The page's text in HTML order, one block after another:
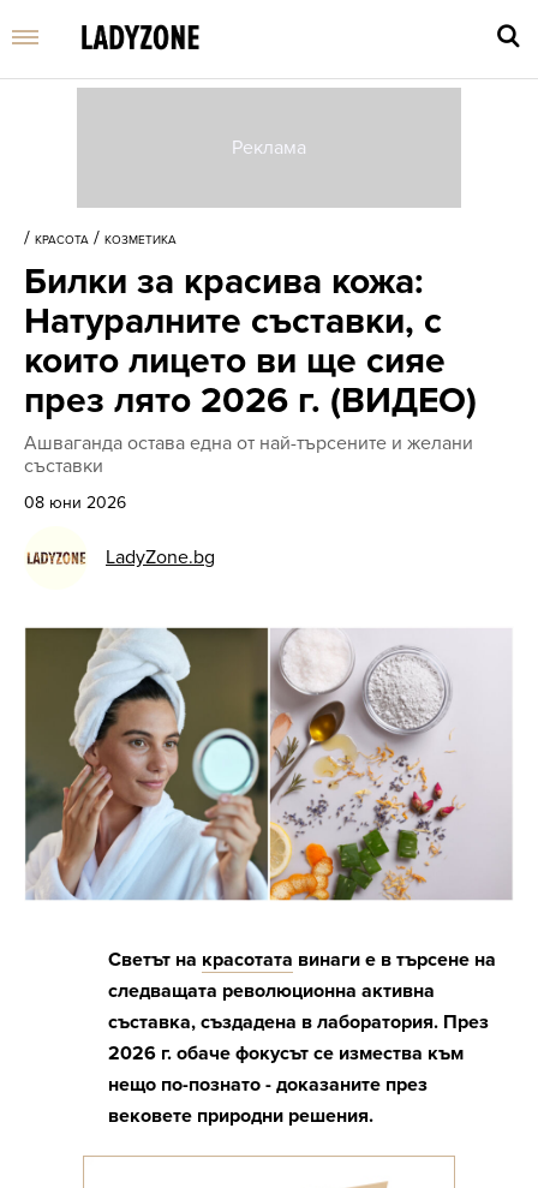
/ КРАСОТА / КОЗМЕТИКА
Билки за красива кожа:
Натуралните съставки, с
които лицето ви ще сияе
през лято 2026 г. (ВИДЕО)
Ашваганда остава една от най-търсените и желани
съставки
08 юни 2026
LadyZone.bg
Светът на красотата винаги е в търсене на
следващата революционна активна
съставка, създадена в лаборатория. През
2026 г. обаче фокусът се измества към
нещо по-познато - доказаните през
вековете природни решения.